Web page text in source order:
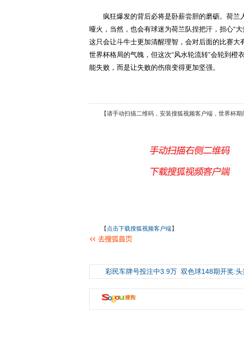
疯狂爆发的背后必将是卧薪尝胆的磨砺。荷兰
哑火，当然，也会有球迷为荷兰队捏把汗，担心“
这只会让斗牛士更加清醒理智，会对后面的比赛大
世界杯格局的气魄，但这次“风水轮流转”会轮到
能失败，而是让失败的伤痕变得更加坚强。
【请手动扫描二维码，安装搜狐视频客户端，世界杯期
【 点击下载搜狐视频客户端】
彩民车牌号投注中3.9万 双色球148期开奖: